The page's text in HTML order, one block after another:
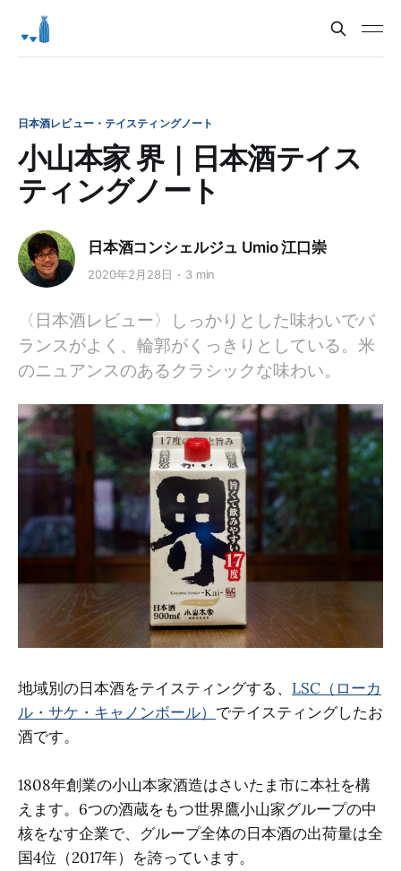
日本酒レビュー・テイスティングノート
小山本家 界｜日本酒テイス
ティングノート
日本酒コンシェルジュ Umio 江口崇
2020年2月28日 3 min
〈日本酒レビュー〉しっかりとした味わいでバ
ランスがよく、輪郭がくっきりとしている。米
のニュアンスのあるクラシックな味わい。
地域別の日本酒をテイスティングする、 LSC（ローカ
ル・サケ・キャノンボール） でテイスティングしたお
酒です。
1808年創業の小山本家酒造はさいたま市に本社を構
えます。6つの酒蔵をもつ世界鷹小山家グループの中
核をなす企業で、グループ全体の日本酒の出荷量は全
国4位（2017年）を誇っています。